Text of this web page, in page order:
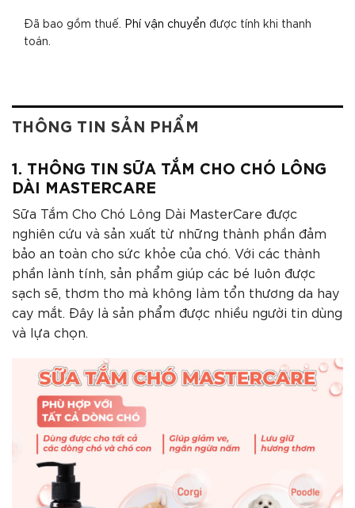
Đã bao gồm thuế. Phí vận chuyển được tính khi thanh
toán.
THÔNG TIN SẢN PHẨM
1. THÔNG TIN SỮA TẮM CHO CHÓ LÔNG
DÀI MASTERCARE
Sữa Tắm Cho Chó Lông Dài MasterCare được
nghiên cứu và sản xuất từ những thành phần đảm
bảo an toàn cho sức khỏe của chó. Với các thành
phần lành tính, sản phẩm giúp các bé luôn được
sạch sẽ, thơm tho mà không làm tổn thương da hay
cay mắt. Đây là sản phẩm được nhiều người tin dùng
và lựa chọn.